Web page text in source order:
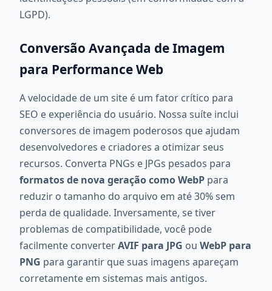
LGPD).
Conversão Avançada de Imagem
para Performance Web
A velocidade de um site é um fator crítico para
SEO e experiência do usuário. Nossa suíte inclui
conversores de imagem poderosos que ajudam
desenvolvedores e criadores a otimizar seus
recursos. Converta PNGs e JPGs pesados para
formatos de nova geração como WebP para
reduzir o tamanho do arquivo em até 30% sem
perda de qualidade. Inversamente, se tiver
problemas de compatibilidade, você pode
facilmente converterAVIF para JPG ou WebP para
PNG para garantir que suas imagens apareçam
corretamente em sistemas mais antigos.